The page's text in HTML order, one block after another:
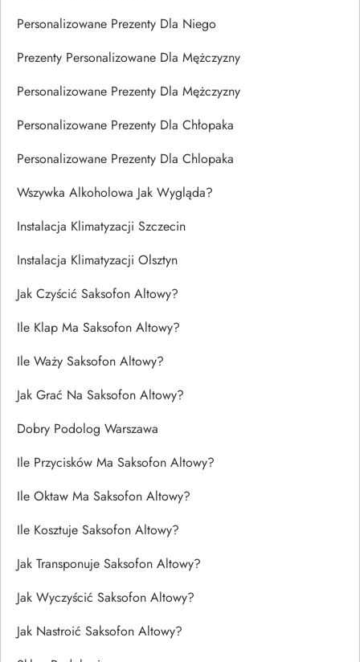
Personalizowane Prezenty Dla Niego
Prezenty Personalizowane Dla Mężczyzny
Personalizowane Prezenty Dla Mężczyzny
Personalizowane Prezenty Dla Chłopaka
Personalizowane Prezenty Dla Chlopaka
Wszywka Alkoholowa Jak Wygląda?
Instalacja Klimatyzacji Szczecin
Instalacja Klimatyzacji Olsztyn
Jak Czyścić Saksofon Altowy?
Ile Klap Ma Saksofon Altowy?
Ile Waży Saksofon Altowy?
Jak Grać Na Saksofon Altowy?
Dobry Podolog Warszawa
Ile Przycisków Ma Saksofon Altowy?
Ile Oktaw Ma Saksofon Altowy?
Ile Kosztuje Saksofon Altowy?
Jak Transponuje Saksofon Altowy?
Jak Wyczyścić Saksofon Altowy?
Jak Nastroić Saksofon Altowy?